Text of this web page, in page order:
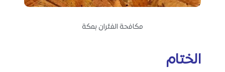
مكافحة الفئران بمكة
الختام